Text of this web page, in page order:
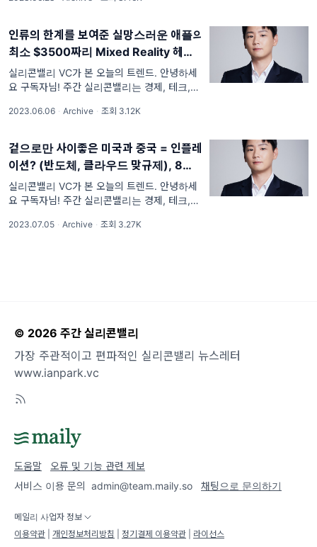
루시드, 로즈타운 전기트럭 파산, 아마존
인도에 AWS관련 대규모 투자
인류의 한계를 보여준 실망스러운 애플의
최소 $3500짜리 Mixed Reality 헤드
셋, 경고만 하던 SEC 드디어 바이낸스와
코인베이스를 고소, 미국 상업용 부동산
실리콘밸리 VC가 본 오늘의 트렌드. 안녕하세
요 구독자님! 주간 실리콘밸리는 경제, 테크, 스
정보들을 함께 토론하면서 제가 배워가는 목적
2023.06.06 · Archive · 조회 3.12K
겉으로만 사이좋은 미국과 중국 = 인플레
이션? (반도체, 클라우드 맞규제), 8개월
연속 50이하 기록한 제조 PMI, 트위터는
트래픽제한하고 메타는 트위터 경쟁제품
실리콘밸리 VC가 본 오늘의 트렌드. 안녕하세
요 구독자님! 주간 실리콘밸리는 경제, 테크, 스
정보들을 함께 토론하면서 제가 배워가는 목적
2023.07.05 · Archive · 조회 3.27K
© 2026 주간 실리콘밸리
가장 주관적이고 편파적인 실리콘밸리 뉴스레터
www.ianpark.vc
도움말
오류 및 기능 관련 제보
서비스 이용 문의 admin@team.maily.so 채팅으로 문의하기
메일리 사업자 정보
이용약관
개인정보처리방침 정기결제 이용약관 라이선스